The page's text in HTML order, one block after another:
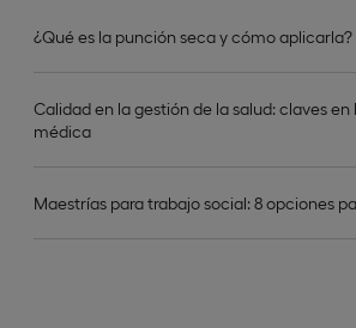
¿Qué es la punción seca y cómo aplicarla?
Calidad en la gestión de la salud: claves
médica
Maestrías para trabajo social: 8 opciones